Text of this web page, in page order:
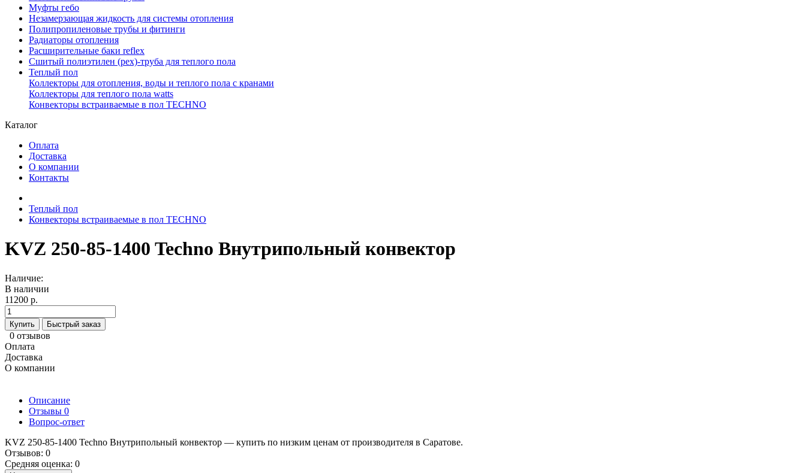
Муфты гебо
Незамерзающая жидкость для системы отопления
Полипропиленовые трубы и фитинги
Радиаторы отопления
Расширительные баки reflex
Сшитый полиэтилен (pex)-труба для теплого пола
Теплый пол
Коллекторы для отопления, воды и теплого пола с кранами
Коллекторы для теплого пола watts
Конвекторы встраиваемые в пол TECHNO
Каталог
Оплата
Доставка
О компании
Контакты
Теплый пол
Конвекторы встраиваемые в пол TECHNO
KVZ 250-85-1400 Techno Внутрипольный конвектор
Наличие:
В наличии
11200 р.
Купить Быстрый заказ
0 отзывов
Оплата
Доставка
О компании
Описание
Отзывы 0
Вопрос-ответ
KVZ 250-85-1400 Techno Внутрипольный конвектор — купить по низким ценам от производителя в Саратове.
Отзывов: 0
Средняя оценка: 0